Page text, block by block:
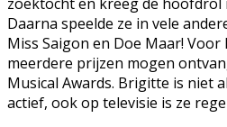
Daarna speelde ze in vele
Miss Saigon en Doe Maar!
meerdere prijzen mogen
Musical Awards. Brigitte is niet
actief, ook op televisie is ze